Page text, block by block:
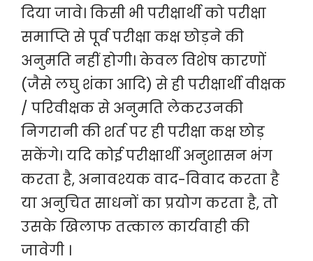
दिया जावे। किसी भी परीक्षार्थी को परीक्षा
समाप्ति से पूर्व परीक्षा कक्ष छोड़ने की
अनुमति नहीं होगी। केवल विशेष कारणों
(जैसे लघु शंका आदि) से ही परीक्षार्थी वीक्षक
/ परिवीक्षक से अनुमति लेकरउनकी
निगरानी की शर्त पर ही परीक्षा कक्ष छोड़
सकेंगे। यदि कोई परीक्षार्थी अनुशासन भंग
करता है, अनावश्यक वाद-विवाद करता है
या अनुचित साधनों का प्रयोग करता है, तो
उसके खिलाफ तत्काल कार्यवाही की
जावेगी ।